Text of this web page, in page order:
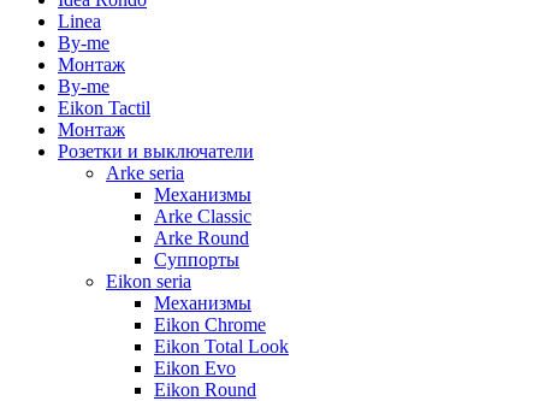
Linea
By-me
Монтаж
By-me
Eikon Tactil
Монтаж
Розетки и выключатели
Arke seria
Механизмы
Arke Classic
Arke Round
Суппорты
Eikon seria
Механизмы
Eikon Chrome
Eikon Total Look
Eikon Evo
Eikon Round